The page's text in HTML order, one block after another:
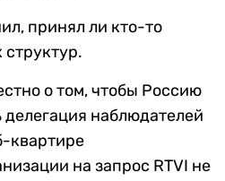
принял ли кто-то
о том, чтобы Россию
делегация наблюдателей
квартире
на запрос RTVI не